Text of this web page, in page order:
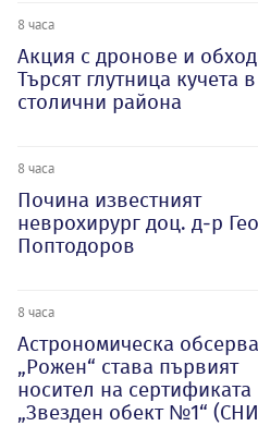
8 часа
Акция с дронове и
Търсят глутница кучета
столични района
8 часа
Почина известният
неврохирург доц. д-р
Поптодоров
8 часа
Астрономическа
„Рожен“ става първият
носител на сертификата
„Звезден обект №1“